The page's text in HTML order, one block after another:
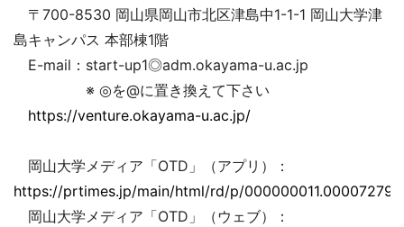
〒700-8530 岡山県岡山市北区津島中1-1-1 岡山大学津
島キャンパス 本部棟1階
E-mail：start-up1◎adm.okayama-u.ac.jp
※ ◎を@に置き換えて下さい
https://venture.okayama-u.ac.jp/
岡山大学メディア「OTD」（アプリ）：
https://prtimes.jp/main/html/rd/p/
岡山大学メディア「OTD」（ウェブ）：